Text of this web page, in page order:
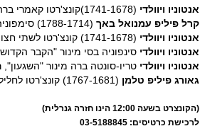
אנטוניו ויוולדי (1741-1678)
קונצ'רטו קאמרי ברה
קרל פיליפ עמנואל באך (1788-1714) סימפוניה בדו מז'ור, Wq.182 מס' 3
אנטוניו ויוולדי (1741-1678) קונצ'רטו לשתי חצוצרות בדו מז'ור
אנטוניו ויוולדי סינפוניה בסי מינור "הקבר הקדוש",
אנטוניו ויוולדי טריו-סונטה ברה מינור "השגעון",
גאורג פיליפ טלמן (1767-1681) קונצ'רטו לחלילית ולחליל, רי"ט 52:e1
(הקונצרט בשעה 12:00 הינו חזרה גנרלית)
לרכישת כרטיסים: 03-5188845